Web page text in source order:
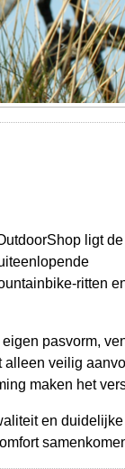
ligt de
ritten
pasvorm,
veilig
maken het
en